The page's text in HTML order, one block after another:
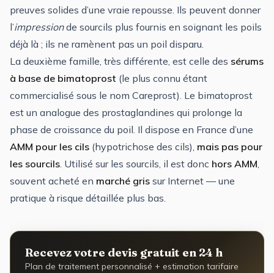
preuves solides d’une vraie repousse. Ils peuvent donner
l’impressionde sourcils plus fournis en soignant les poils
déjà là ; ils ne ramènent pas un poil disparu.
La deuxième famille, très différente, est celle des sérums
à base de bimatoprost (le plus connu étant
commercialisé sous le nom Careprost). Le bimatoprost
est un analogue des prostaglandines qui prolonge la
phase de croissance du poil. Il dispose en France d’une
AMM pour les cils (hypotrichose des cils), mais pas pour
les sourcils. Utilisé sur les sourcils, il est donc hors AMM,
souvent acheté en marché gris sur Internet — une
pratique à risque détaillée plus bas.
Recevez votre devis gratuit en 24 h
Plan de traitement personnalisé + estimation tarifaire